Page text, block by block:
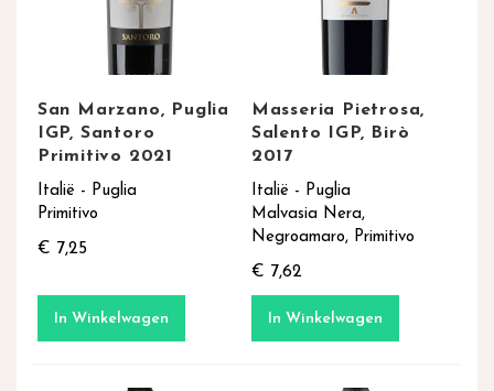
San Marzano, Puglia
IGP, Santoro
Primitivo 2021
Italië - Puglia
Primitivo
€ 7,25
In Winkelwagen
Masseria Pietrosa,
Salento IGP, Birò
2017
Italië - Puglia
Malvasia Nera,
Negroamaro, Primitivo
€ 7,62
In Winkelwagen